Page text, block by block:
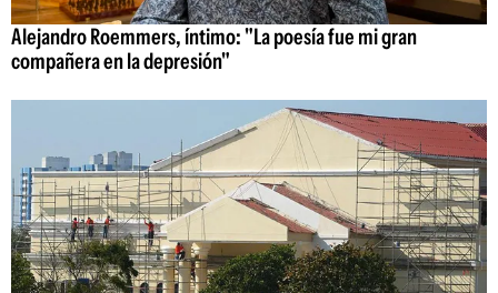
Alejandro Roemmers, íntimo: "La poesía fue mi gran
compañera en la depresión"